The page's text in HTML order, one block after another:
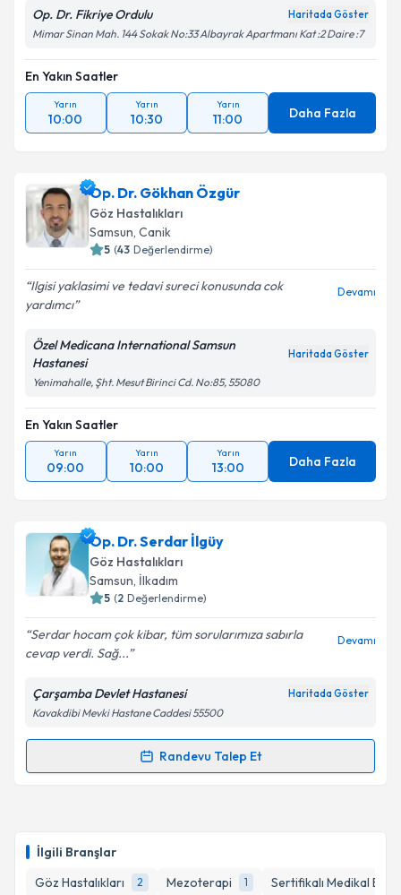
İlgili Branşlar
Göz Hastalıkları
2 Mezoterapi 1 Sertifikalı Medikal
Op. Dr. Fikriye Ordulu Haritada Göster
Mimar Sinan Mah. 144 Sokak No:33 Albayrak Apartmanı Kat :2 Daire :7
En Yakın Saatler
Yarın
10:00
Yarın
10:30
Yarın
11:00 Daha Fazla
Op. Dr. Gökhan Özgür
Göz Hastalıkları
Samsun, Canik
5 (43 Değerlendirme)
Ilgisi yaklasimi ve tedavi sureci konusunda cok
yardımcı
Devamı
Özel Medicana International Samsun
Hastanesi
Haritada Göster
Yenimahalle, Şht. Mesut Birinci Cd. No:85, 55080
En Yakın Saatler
Yarın
09:00
Yarın
10:00
Yarın
13:00 Daha Fazla
Op. Dr. Serdar İlgüy
Göz Hastalıkları
Samsun, İlkadım
5 (2 Değerlendirme)
Serdar hocam çok kibar, tüm sorularımıza sabırla
cevap verdi. Sağ...
Devamı
Çarşamba Devlet Hastanesi Haritada Göster
Kavakdibi Mevki Hastane Caddesi 55500
Randevu Talep Et
Randevu Takvimi Talebi
takvim hazırlandığında e-posta ile bilgilendireceğiz.